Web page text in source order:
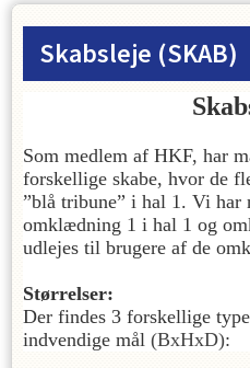
Skabsleje (SKAB)
Som medlem af HKF, har
forskellige skabe, hvor de
”blå tribune” i hal 1. Vi har
omklædning 1 i hal 1 og
udlejes til brugere af de
Størrelser:
Der findes 3 forskellige
indvendige mål (BxHxD):